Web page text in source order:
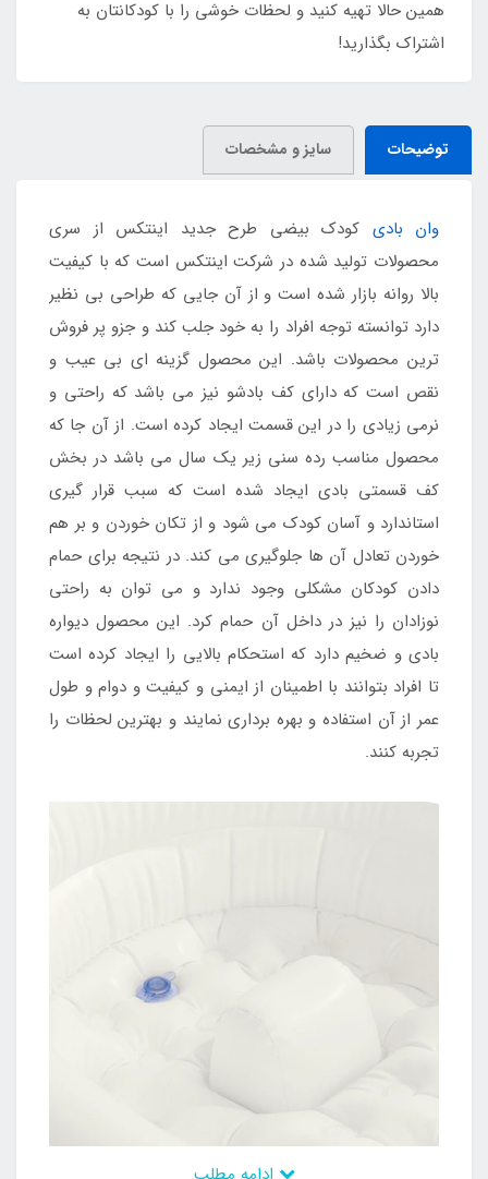
همین حالا تهیه کنید و لحظات خوشی را با کودکانتان به
اشتراک بگذارید!
توضیحات سایز و مشخصات
وان بادی کودک بیضی طرح جدید اینتکس از سری
محصولات تولید شده در شرکت اینتکس است که با کیفیت
بالا روانه بازار شده است و از آن جایی که طراحی بی نظیر
دارد توانسته توجه افراد را به خود جلب کند و جزو پر فروش
ترین محصولات باشد. این محصول گزینه ای بی عیب و
نقص است که دارای کف بادشو نیز می باشد که راحتی و
نرمی زیادی را در این قسمت ایجاد کرده است. از آن جا که
محصول مناسب رده سنی زیر یک سال می باشد در بخش
کف قسمتی بادی ایجاد شده است که سبب قرار گیری
استاندارد و آسان کودک می شود و از تکان خوردن و بر هم
خوردن تعادل آن ها جلوگیری می کند. در نتیجه برای حمام
دادن کودکان مشکلی وجود ندارد و می توان به راحتی
نوزادان را نیز در داخل آن حمام کرد. این محصول دیواره
بادی و ضخیم دارد که استحکام بالایی را ایجاد کرده است
تا افراد بتوانند با اطمینان از ایمنی و کیفیت و دوام و طول
عمر از آن استفاده و بهره برداری نمایند و بهترین لحظات را
تجربه کنند.